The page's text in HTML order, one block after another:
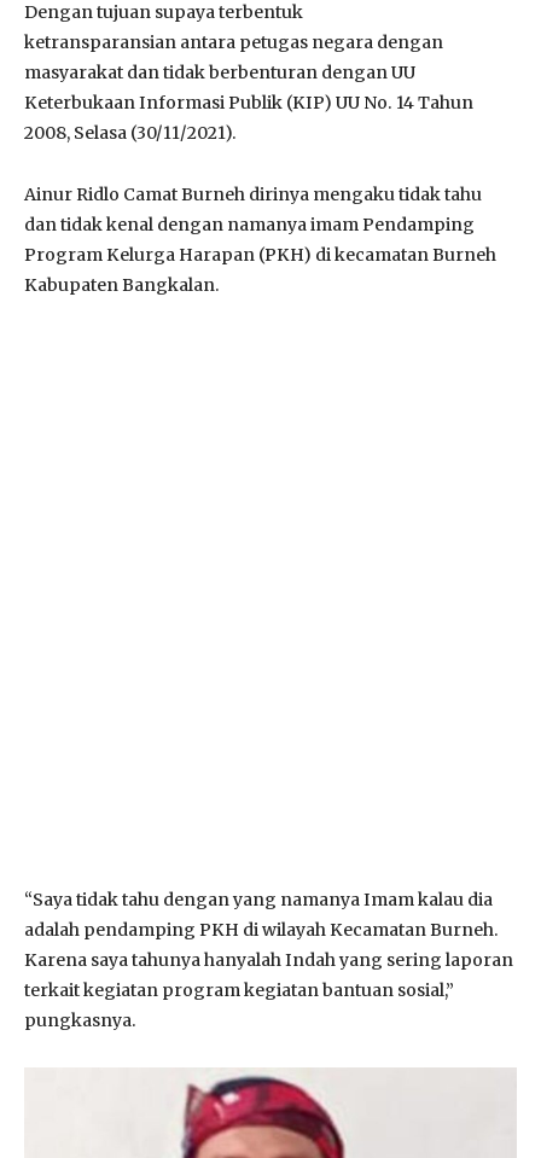
Dengan tujuan supaya terbentuk
ketransparansian antara petugas negara dengan
masyarakat dan tidak berbenturan dengan UU
Keterbukaan Informasi Publik (KIP) UU No. 14 Tahun
2008, Selasa (30/11/2021).
Ainur Ridlo Camat Burneh dirinya mengaku tidak tahu
dan tidak kenal dengan namanya imam Pendamping
Program Kelurga Harapan (PKH) di kecamatan Burneh
Kabupaten Bangkalan.
“Saya tidak tahu dengan yang namanya Imam kalau dia
adalah pendamping PKH di wilayah Kecamatan Burneh.
Karena saya tahunya hanyalah Indah yang sering laporan
terkait kegiatan program kegiatan bantuan sosial,”
pungkasnya.